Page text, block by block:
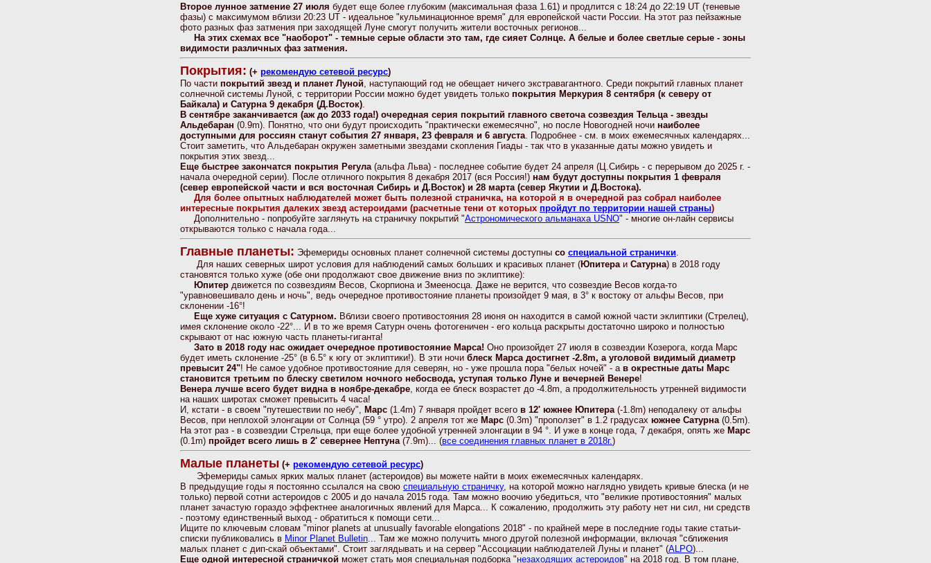
Второе лунное затмение 27 июля будет еще более глубоким (максимальная фаза 1.61) и продлится с 18:24 до 22:19 UT (теневые
фазы) с максимумом вблизи 20:23 UT - идеальное "кульминационное время" для европейской части России. На этот раз пейзажные
фото разных фаз затмения при заходящей Луне смогут получить жители восточных регионов...
На этих схемах все "наоборот" - темные серые области это там, где сияет Солнце. А белые и более светлые серые - зоны
видимости различных фаз затмения.
Покрытия: (+ рекомендую сетевой ресурс)
По части покрытий звезд и планет Луной , наступающий год не обещает ничего экстравагантного. Среди покрытий главных планет
солнечной системы Луной, с территории России можно будет увидеть только покрытия Меркурия 8 сентября (к северу от
Байкала) и Сатурна 9 декабря (Д.Восток)
В сентябре заканчивается (аж до 2033 года!) очередная серия покрытий главного светоча созвездия Тельца - звезды
Альдебаран (0.9m). Понятно, что они будут происходить "практически ежемесячно", но после Новогодней ночи наиболее
доступными для россиян станут события 27 января, 23 февраля и 6 августа . Подробнее - см. в моих ежемесячных календарях...
Стоит заметить, что Альдебаран окружен заметными звездами скопления Гиады - так что в указанные даты можно увидеть и
покрытия этих звезд...
Еще быстрее закончатся покрытия Регула (альфа Льва) - последнее событие будет 24 апреля (Ц.Сибирь - с перерывом до 2025 г. -
начала очередной серии). После отличного покрытия 8 декабря 2017 (вся Россия!) нам будут доступны покрытия 1 февраля
(север европейской части и вся восточная Сибирь и Д.Восток) и 28 марта (север Якутии и Д.Востока).
Для более опытных наблюдателей может быть полезной страничка, на которой я в очередной раз собрал наиболее
интересные покрытия далеких звезд астероидами (расчетные тени от которых пройдут по территории нашей страны)
Дополнительно - попробуйте заглянуть на страничку покрытий "Астрономического альманаха USNO" - многие он-лайн сервисы
открываются только с начала года...
Главные планеты: Эфемериды основных планет солнечной системы доступны со специальной странички
Для наших северных широт условия для наблюдений самых больших и красивых планет (Юпитера и Сатурна) в 2018 году
становятся только хуже (обе они продолжают свое движение вниз по эклиптике):
Юпитер движется по созвездиям Весов, Скорпиона и Змееносца. Даже не верится, что созвездие Весов когда-то
"уравновешивало день и ночь", ведь очередное противостояние планеты произойдет 9 мая, в 3° к востоку от альфы Весов, при
склонении -16°!
Еще хуже ситуация с Сатурном. Вблизи своего противостояния 28 июня он находится в самой южной части эклиптики (Стрелец),
имея склонение около -22°... И в то же время Сатурн очень фотогеничен - его кольца раскрыты достаточно широко и полностью
скрывают от нас южную часть планеты-гиганта!
Зато в 2018 году нас ожидает очередное противостояние Марса! Оно произойдет 27 июля в созвездии Козерога, когда Марс
будет иметь склонение -25° (в 6.5° к югу от эклиптики!). В эти ночи блеск Марса достигнет -2.8m, а уголовой видимый диаметр
превысит 24"! Не самое удобное противостояние для северян, но - уже прошла пора "белых ночей" - а в окрестные даты Марс
становится третьим по блеску светилом ночного небосвода, уступая только Луне и вечерней Венере!
Венера лучше всего будет видна в ноябре-декабре , когда ее блеск возрастет до -4.8m, а продолжительность утренней видимости
на наших широтах сможет превысить 4 часа!
И, кстати - в своем "путешествии по небу", Марс (1.4m) 7 января пройдет всего в 12' южнее Юпитера (-1.8m) неподалеку от альфы
Весов, при неплохой элонгации от Солнца (59 ° утро). 2 апреля тот же Марс (0.3m) "проползет" в 1.2 градусах южнее Сатурна (0.5m).
На этот раз - в созвездии Стрельца, при еще более удобной утренней элонгации в 94 °. И уже в конце года, 7 декабря, опять же Марс
(0.1m) пройдет всего лишь в 2' севернее Нептуна (7.9m)... (все соединения главных планет в 2018г.)
Малые планеты (+ рекомендую сетевой ресурс)
Эфемериды самых ярких малых планет (астероидов) вы можете найти в моих ежемесячных календарях.
В предыдущие годы я постоянно ссылался на свою специальную страничку, на которой можно наглядно увидеть кривые блеска (и не
только) первой сотни астероидов с 2005 и до начала 2015 года. Там можно воочию убедиться, что "великие противостояния" малых
планет зачастую гораздо эффектнее аналогичных явлений для Марса... К сожалению, продолжить эту работу нет ни сил, ни средств
- поэтому единственный выход - обратиться к помощи сети...
Ищите по ключевым словам "minor planets at unusually favorable elongations 2018" - по крайней мере в последние годы такие статьи-
списки публиковались в Minor Planet Bulletin ... Там же можно получить много другой полезной информации, включая "сближения
малых планет с дип-скай объектами". Стоит заглядывать и на сервер "Ассоциации наблюдателей Луны и планет" (ALPO)...
Еще одной интересной страничкой может стать моя специальная подборка "незаходящих астероидов" на 2018 год. В том плане,